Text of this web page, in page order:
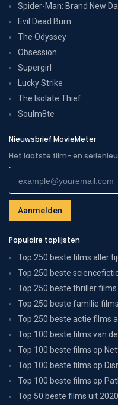
Spider-Man: Brand New
Evil Dead Burn
The Odyssey
Obsession
Supergirl
Lucky Strike
The Isolate Thief
Soulm8te
Nieuwsbrief MovieMeter
Het laatste film- en
Populaire toplijsten
Top 250 beste films aller
Top 250 beste
Top 250 beste thriller
Top 250 beste familie
Top 250 beste actie films
Top 100 beste films van
Top 100 beste films op
Top 100 beste films op
Top 100 beste films op
Top 50 beste films uit 2020